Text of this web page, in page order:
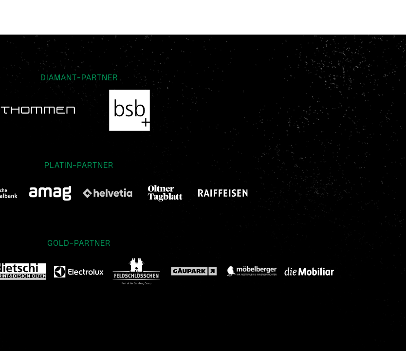
DIAMANT-PARTNER
PLATIN-PARTNER
GOLD-PARTNER